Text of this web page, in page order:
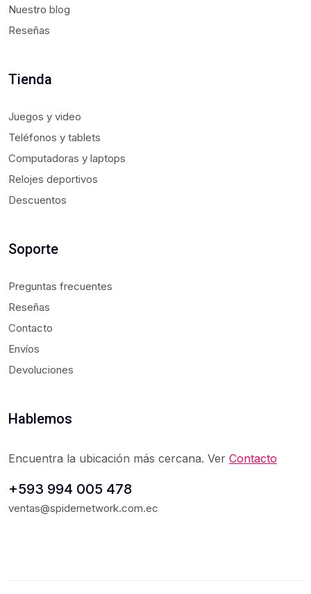
Nuestro blog
Reseñas
Tienda
Juegos y video
Teléfonos y tablets
Computadoras y laptops
Relojes deportivos
Descuentos
Soporte
Preguntas frecuentes
Reseñas
Contacto
Envíos
Devoluciones
Hablemos
Encuentra la ubicación más cercana. Ver Contacto
+593 994 005 478
ventas@spidernetwork.com.ec